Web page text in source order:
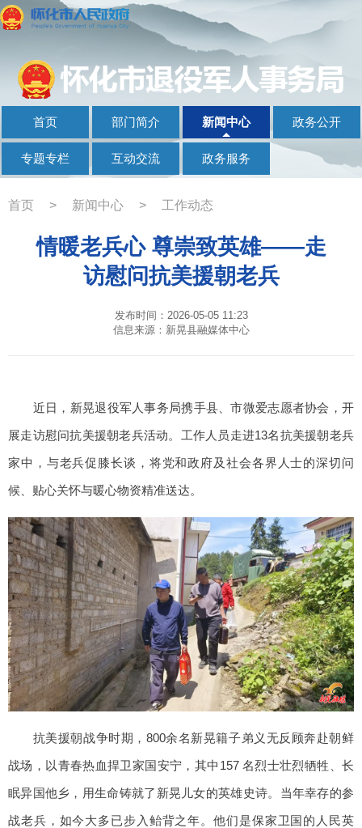
首页 部门简介 新闻中心 政务公开
专题专栏 互动交流 政务服务
首页 > 新闻中心 > 工作动态
情暖老兵心 尊崇致英雄——走
访慰问抗美援朝老兵
发布时间：2026-05-05 11:23
信息来源：新晃县融媒体中心
近日，新晃退役军人事务局携手县、市微爱志愿者协会，开
展走访慰问抗美援朝老兵活动。工作人员走进13名抗美援朝老兵
家中，与老兵促膝长谈，将党和政府及社会各界人士的深切问
候、贴心关怀与暖心物资精准送达。
抗美援朝战争时期，800余名新晃籍子弟义无反顾奔赴朝鲜
战场，以青春热血捍卫家国安宁，其中157 名烈士壮烈牺牲、长
眠异国他乡，用生命铸就了新晃儿女的英雄史诗。当年幸存的参
战老兵，如今大多已步入鲐背之年。他们是保家卫国的人民英